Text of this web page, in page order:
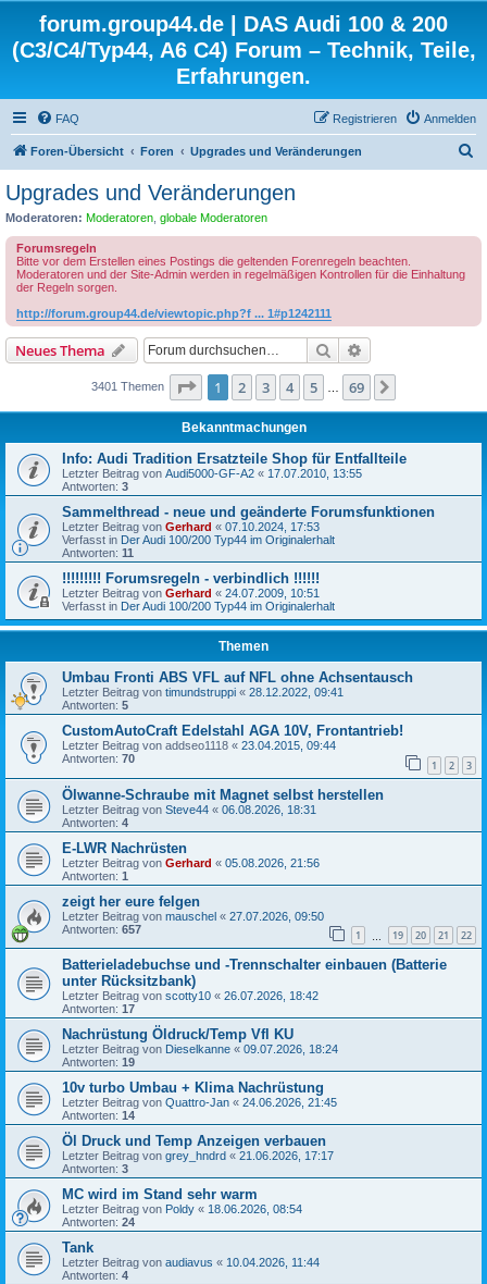
forum.group44.de | DAS Audi 100 & 200
(C3/C4/Typ44, A6 C4) Forum – Technik, Teile,
Erfahrungen.
FAQ Anmelden
Registrieren
Foren-Übersicht Foren Upgrades und Veränderungen
Upgrades und Veränderungen
Moderatoren: Moderatoren globale Moderatoren
Forumsregeln
Bitte vor dem Erstellen eines Postings die geltenden Forenregeln beachten.
Moderatoren und der Site-Admin werden in regelmäßigen Kontrollen für die Einhaltung
der Regeln sorgen.
http://forum.group44.de/viewtopic.php?f ... 1#p1242111
Neues Thema Suche
3401 Themen Seite 1von 69
1 2 3 4 5 69
Bekanntmachungen
Info: Audi Tradition Ersatzteile Shop für Entfallteile
Letzter Beitrag von Audi5000-GF-A2 « 17.07.2010, 13:55
Antworten: 3
Sammelthread - neue und geänderte Forumsfunktionen
Letzter Beitrag von Gerhard « 07.10.2024, 17:53
Verfasst in Der Audi 100/200 Typ44 im Originalerhalt
Antworten: 11
!!!!!!!!! Forumsregeln - verbindlich !!!!!!
Letzter Beitrag von Gerhard « 24.07.2009, 10:51
Verfasst in Der Audi 100/200 Typ44 im Originalerhalt
Themen
Umbau Fronti ABS VFL auf NFL ohne Achsentausch
Letzter Beitrag von timundstruppi « 28.12.2022, 09:41
Antworten: 5
CustomAutoCraft Edelstahl AGA 10V, Frontantrieb!
Letzter Beitrag von addseo1118 « 23.04.2015, 09:44
Antworten: 70 1 2 3
Ölwanne-Schraube mit Magnet selbst herstellen
Letzter Beitrag von Steve44 « 06.08.2026, 18:31
Antworten: 4
E-LWR Nachrüsten
Letzter Beitrag von Gerhard « 05.08.2026, 21:56
Antworten: 1
zeigt her eure felgen
Letzter Beitrag von mauschel « 27.07.2026, 09:50
Antworten: 657 1 19 20 21 22
Batterieladebuchse und -Trennschalter einbauen (Batterie
unter Rücksitzbank)
Letzter Beitrag von scotty10 « 26.07.2026, 18:42
Antworten: 17
Nachrüstung Öldruck/Temp Vfl KU
Letzter Beitrag von Dieselkanne « 09.07.2026, 18:24
Antworten: 19
10v turbo Umbau + Klima Nachrüstung
Letzter Beitrag von Quattro-Jan « 24.06.2026, 21:45
Antworten: 14
Öl Druck und Temp Anzeigen verbauen
Letzter Beitrag von grey_hndrd « 21.06.2026, 17:17
Antworten: 3
MC wird im Stand sehr warm
Letzter Beitrag von Poldy « 18.06.2026, 08:54
Antworten: 24
Tank
Letzter Beitrag von audiavus « 10.04.2026, 11:44
Antworten: 4